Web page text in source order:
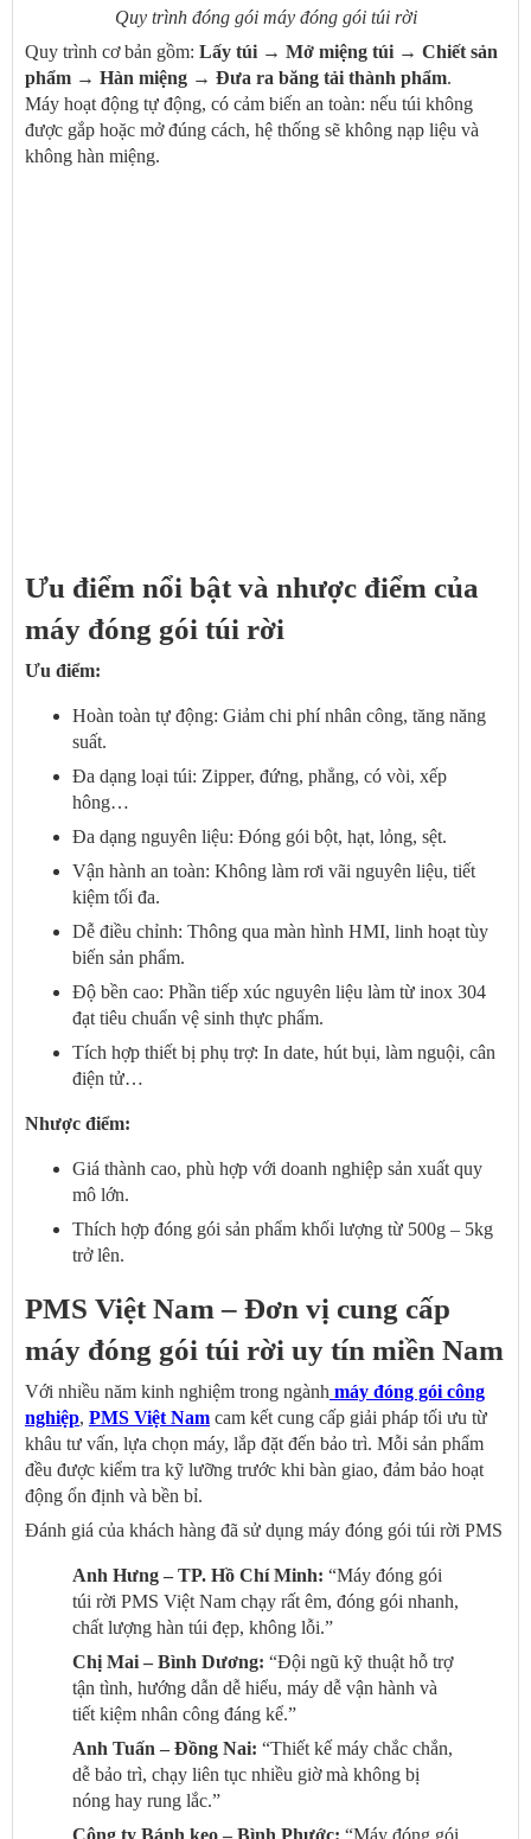
Quy trình đóng gói máy đóng gói túi rời
Quy trình cơ bản gồm: Lấy túi → Mở miệng túi → Chiết sản
phẩm → Hàn miệng → Đưa ra băng tải thành phẩm.
Máy hoạt động tự động, có cảm biến an toàn: nếu túi không
được gắp hoặc mở đúng cách, hệ thống sẽ không nạp liệu và
không hàn miệng.
Ưu điểm nổi bật và nhược điểm của
máy đóng gói túi rời
Ưu điểm:
Hoàn toàn tự động: Giảm chi phí nhân công, tăng năng
suất.
Đa dạng loại túi: Zipper, đứng, phẳng, có vòi, xếp
hông…
Đa dạng nguyên liệu: Đóng gói bột, hạt, lỏng, sệt.
Vận hành an toàn: Không làm rơi vãi nguyên liệu, tiết
kiệm tối đa.
Dễ điều chỉnh: Thông qua màn hình HMI, linh hoạt tùy
biến sản phẩm.
Độ bền cao: Phần tiếp xúc nguyên liệu làm từ inox 304
đạt tiêu chuẩn vệ sinh thực phẩm.
Tích hợp thiết bị phụ trợ: In date, hút bụi, làm nguội, cân
điện tử…
Nhược điểm:
Giá thành cao, phù hợp với doanh nghiệp sản xuất quy
mô lớn.
Thích hợp đóng gói sản phẩm khối lượng từ 500g – 5kg
trở lên.
PMS Việt Nam – Đơn vị cung cấp
máy đóng gói túi rời uy tín miền Nam
Với nhiều năm kinh nghiệm trong ngành máy đóng gói công
nghiệp, PMS Việt Nam cam kết cung cấp giải pháp tối ưu từ
khâu tư vấn, lựa chọn máy, lắp đặt đến bảo trì. Mỗi sản phẩm
đều được kiểm tra kỹ lưỡng trước khi bàn giao, đảm bảo hoạt
động ổn định và bền bỉ.
Đánh giá của khách hàng đã sử dụng máy đóng gói túi rời PMS
Anh Hưng – TP. Hồ Chí Minh: “Máy đóng gói
túi rời PMS Việt Nam chạy rất êm, đóng gói nhanh,
chất lượng hàn túi đẹp, không lỗi.”
Chị Mai – Bình Dương: “Đội ngũ kỹ thuật hỗ trợ
tận tình, hướng dẫn dễ hiểu, máy dễ vận hành và
tiết kiệm nhân công đáng kể.”
Anh Tuấn – Đồng Nai: “Thiết kế máy chắc chắn,
dễ bảo trì, chạy liên tục nhiều giờ mà không bị
nóng hay rung lắc.”
Công ty Bánh kẹo – Bình Phước: “Máy đóng gói